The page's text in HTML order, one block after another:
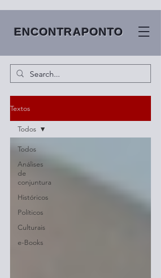
ENCONTRAPONTO
Textos
Todos
Análises
de
conjuntura
Históricos
Políticos
Culturais
e-Books
Todos